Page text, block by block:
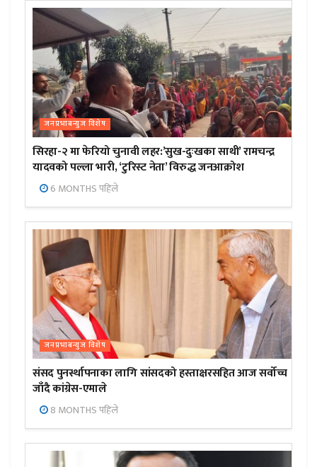
जनप्रभाबन्युज विशेष
सिरहा-२ मा फेरियो चुनावी लहर:’सुख-दुःखका साथी’ रामचन्द्र
यादवको पल्ला भारी, ‘टुरिस्ट नेता’ विरुद्ध जनआक्रोश
6 MONTHS पहिले
जनप्रभाबन्युज विशेष
संसद पुनर्स्थापनाका लागि सांसदको हस्ताक्षरसहित आज सर्वोच्च
जाँदै कांग्रेस-एमाले
8 MONTHS पहिले